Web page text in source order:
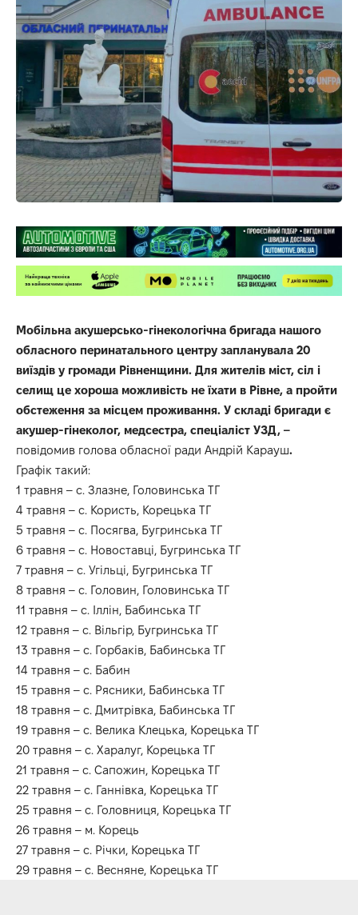
Мобільна акушерсько-гінекологічна бригада нашого
обласного перинатального центру запланувала 20
виїздів у громади Рівненщини. Для жителів міст, сіл і
селищ це хороша можливість не їхати в Рівне, а пройти
обстеження за місцем проживання. У складі бригади є
акушер-гінеколог, медсестра, спеціаліст УЗД, –
повідомив голова обласної ради Андрій Карауш.
Графік такий:
1 травня – с. Злазне, Головинська ТГ
4 травня – с. Користь, Корецька ТГ
5 травня – с. Посягва, Бугринська ТГ
6 травня – с. Новоставці, Бугринська ТГ
7 травня – с. Угільці, Бугринська ТГ
8 травня – с. Головин, Головинська ТГ
11 травня – с. Іллін, Бабинська ТГ
12 травня – с. Вільгір, Бугринська ТГ
13 травня – с. Горбаків, Бабинська ТГ
14 травня – с. Бабин
15 травня – с. Рясники, Бабинська ТГ
18 травня – с. Дмитрівка, Бабинська ТГ
19 травня – с. Велика Клецька, Корецька ТГ
20 травня – с. Харалуг, Корецька ТГ
21 травня – с. Сапожин, Корецька ТГ
22 травня – с. Ганнівка, Корецька ТГ
25 травня – с. Головниця, Корецька ТГ
26 травня – м. Корець
27 травня – с. Річки, Корецька ТГ
29 травня – с. Весняне, Корецька ТГ